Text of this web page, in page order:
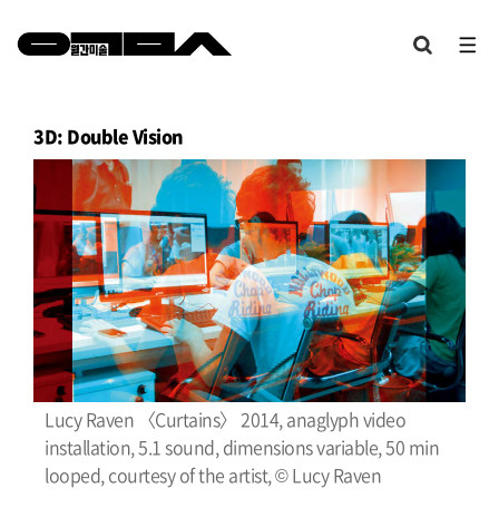
3D: Double Vision
Lucy Raven 〈Curtains〉 2014, anaglyph video
installation, 5.1 sound, dimensions variable, 50 min
looped, courtesy of the artist, © Lucy Raven